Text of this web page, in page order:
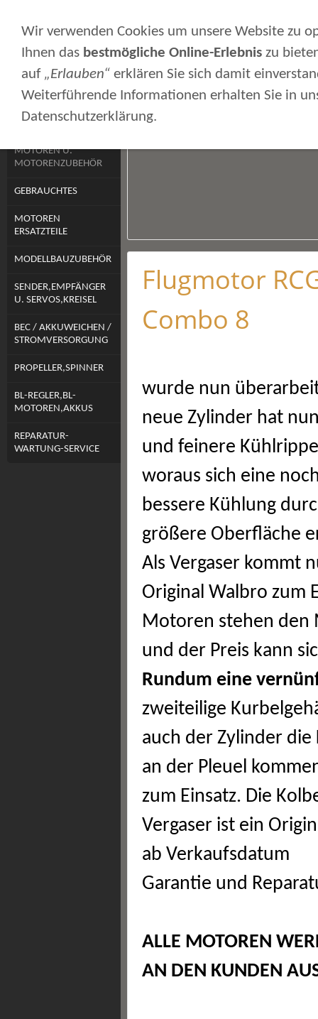
WARENKORB ,
KUNDENKONTO
MOTOREN U.
MOTORENZUBEHÖR
GEBRAUCHTES
MOTOREN
ERSATZTEILE
MODELLBAUZUBEHÖR
SENDER,EMPFÄNGER
U. SERVOS,KREISEL
BEC / AKKUWEICHEN /
STROMVERSORGUNG
PROPELLER,SPINNER
BL-REGLER,BL-
MOTOREN,AKKUS
REPARATUR-
WARTUNG-SERVICE
Sie sind hier:Kpo-Flugmodellbau»Motoren
Flugmotor
Combo 8
wurde nun
neue Zylinder hat
und feinere
woraus sich eine
bessere Kühlung
größere Oberfläche
Als Vergaser kommt
Original Walbro zum
Motoren stehen den
und der Preis kann
Rundum eine
zweiteilige
auch der Zylinder
an der Pleuel
zum Einsatz. Die
Vergaser ist ein
ab Verkaufsdatum
Garantie und
ALLE MOTOREN
AN DEN KUNDEN
Wir verwenden Cookies um unsere Website zu
Ihnen das bestmögliche Online-Erlebnis zu
auf „Erlauben“ erklären Sie sich damit
Weiterführende Informationen erhalten Sie in
Datenschutzerklärung.